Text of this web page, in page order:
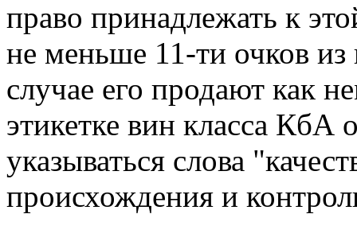
право принадлежать к
не меньше 11-ти очков
случае его продают как
этикетке вин класса КбА
указываться слова
происхождения и